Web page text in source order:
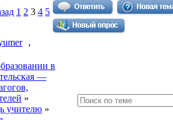
1 2 3 4 5
,
в
—
»
учителю »